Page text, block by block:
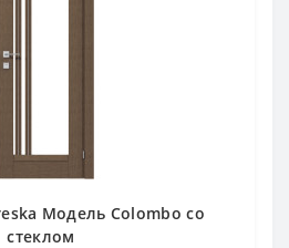
Модель Colombo со
стеклом